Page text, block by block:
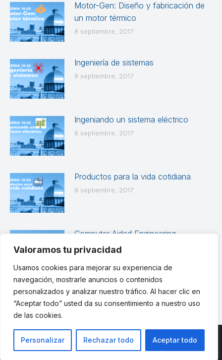
Valoramos tu privacidad
Usamos cookies para mejorar su experiencia de
navegación, mostrarle anuncios o contenidos
personalizados y analizar nuestro tráfico. Al hacer clic en
“Aceptar todo” usted da su consentimiento a nuestro uso
de las cookies.
Personalizar Rechazar todo Aceptar todo
Motor-Gen: Diseño y fabricación de
un motor térmico
8 septiembre, 2017
Ingeniería de sistemas
8 septiembre, 2017
Ingeniando un sistema eléctrico
8 septiembre, 2017
Productos para la vida cotidiana
8 septiembre, 2017
Computer Aided Engineering
8 septiembre, 2017